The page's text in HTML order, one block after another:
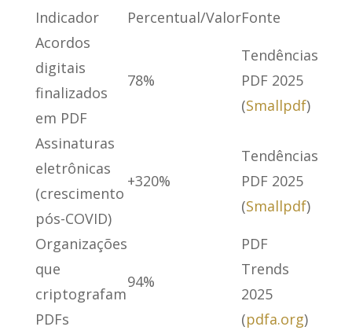
Indicador Percentual/ValorFonte
Acordos
digitais
finalizados
em PDF
78%
Tendências
PDF 2025
(Smallpdf)
Assinaturas
eletrônicas
(crescimento
pós-COVID)
+320%
Tendências
PDF 2025
(Smallpdf)
Organizações
que
criptografam
PDFs
94%
PDF
Trends
2025
(pdfa.org)